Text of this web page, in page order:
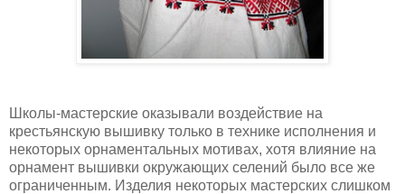
Школы-мастерские оказывали воздействие на
крестьянскую вышивку только в технике исполнения и
некоторых орнаментальных мотивах, хотя влияние на
орнамент вышивки окружающих селений было все же
ограниченным. Изделия некоторых мастерских слишком